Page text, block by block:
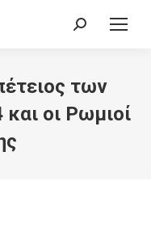
Search:
των
οι Ρωμιοί